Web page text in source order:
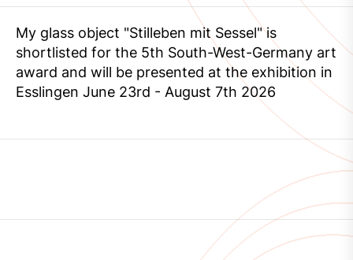
My glass object "Stilleben mit Sessel" is
shortlisted for the 5th South-West-Germany art
award and will be presented at the exhibition in
Esslingen June 23rd - August 7th 2026